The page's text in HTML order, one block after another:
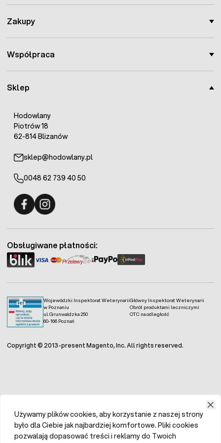
wejście i wyjście wody na gwint 3/4 cala
1x dozownik leków i witamin do systemów pojenia
DOSATRON D25RE2
1x uchwyt ścienny do przymocowania dozownika leków
1x przewód do zasysania preparatu długość 1,75m
1x instrukcja obsługi, konserwacji i regulowania
Sklep
Hodowlany
Piotrów 18
62-814 Blizanów
sklep@hodowlany.pl
0048 62 739 40 50
Zakupy
Współpraca
Wojewódzki Inspektorat Weterynarii
w Poznaniu
ul. Grunwaldzka 250
60-166 Poznań
Główny Inspektorat Weterynarii
Obrót produktami leczniczymi
OTC na odległość
Obsługiwane płatności:
Copyright © 2013-present Magento, Inc. All rights reserved.
Używamy plików cookies, aby korzystanie z naszej strony
było dla Ciebie jak najbardziej komfortowe. Pliki cookies
pozwalają dopasować treści i reklamy do Twoich